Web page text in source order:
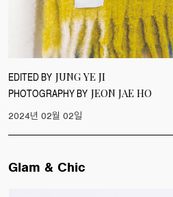
EDITED BY JUNG YE JI
PHOTOGRAPHY BY JEON JAE HO
2024년 02월 02일
Glam & Chic